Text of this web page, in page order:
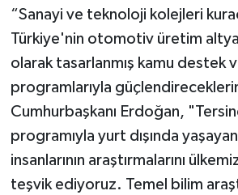
“Sanayi ve teknoloji kolejleri
Türkiye'nin otomotiv üretim
olarak tasarlanmış kamu destek
programlarıyla
Cumhurbaşkanı Erdoğan,
programıyla yurt dışında
insanlarının araştırmalarını
teşvik ediyoruz. Temel bilim